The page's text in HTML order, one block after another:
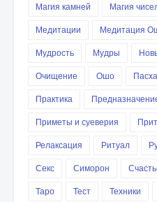
Магия камней
Магия
Медитации
Медитация
Мудрость
Мудры
Очищение
Ошо Пасха
Практика
Приметы и суеверия
Релаксация
Ритуал
Секс
Симорон
Таро
Тест Техники